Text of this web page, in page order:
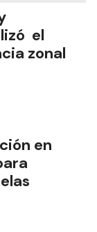
el
zonal
en